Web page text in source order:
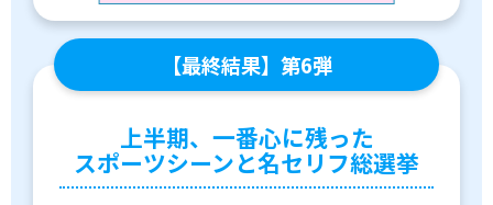
スポーツ 歴史の検証
スポーツ辞典
SSF BOOKS
【最終結果】第6弾
上半期、一番心に残った
スポーツシーンと名セリフ総選挙